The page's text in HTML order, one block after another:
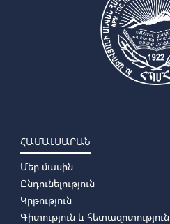
ՀԱՄԱԼՍԱՐԱՆ
Մեր մասին
Ընդունելություն
Կրթություն
Գիտություն և հետազոտություն